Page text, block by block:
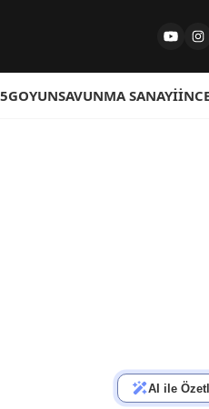
5GOYUNSAVUNMA SANAYI
AI ile